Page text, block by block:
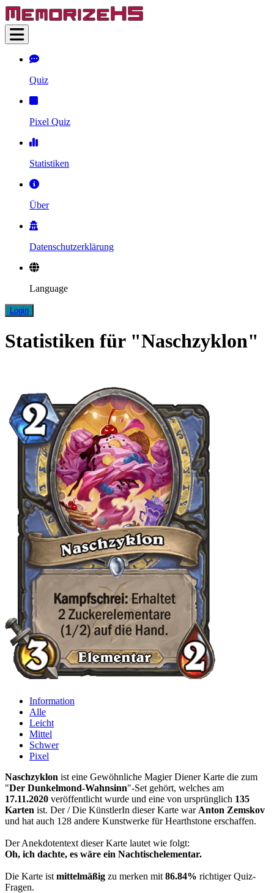
Quiz
Pixel Quiz
Statistiken
Über
Datenschutzerklärung
Language
Login
Statistiken für "Naschzyklon"
Information
Alle
Leicht
Mittel
Schwer
Pixel
Naschzyklon ist eine Gewöhnliche Magier Diener Karte die zum
"Der Dunkelmond-Wahnsinn"-Set gehört, welches am
17.11.2020 veröffentlicht wurde und eine von ursprünglich 135
Karten ist. Der / Die KünstlerIn dieser Karte war Anton Zemskov
und hat auch 128 andere Kunstwerke für Hearthstone erschaffen.
Der Anekdotentext dieser Karte lautet wie folgt:
Oh, ich dachte, es wäre ein Nachtischelementar.
Die Karte ist mittelmäßig zu merken mit 86.84% richtiger Quiz-
Fragen.